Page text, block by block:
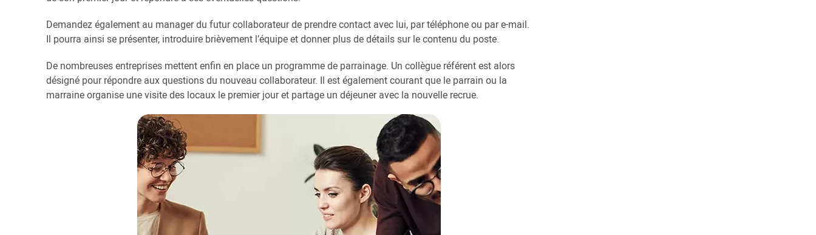
Demandez également au manager du futur collaborateur de prendre contact avec lui, par téléphone ou par e-mail.
Il pourra ainsi se présenter, introduire brièvement l’équipe et donner plus de détails sur le contenu du poste.
De nombreuses entreprises mettent enfin en place un programme de parrainage. Un collègue référent est alors
désigné pour répondre aux questions du nouveau collaborateur. Il est également courant que le parrain ou la
marraine organise une visite des locaux le premier jour et partage un déjeuner avec la nouvelle recrue.